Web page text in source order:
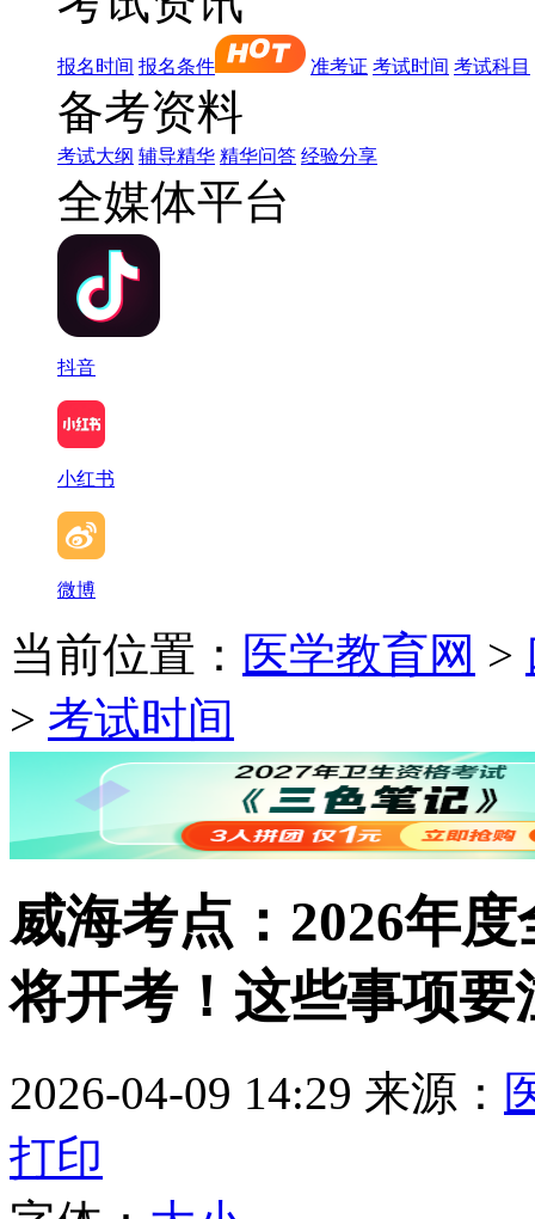
报名时间 报名条件 准考证 考试时间 考试科目
备考资料
考试大纲 辅导精华 精华问答 经验分享
全媒体平台
抖音
小红书
微博
当前位置： 医学教育网 >
> 考试时间
威海考点：2026年
将开考！这些事项要
2026-04-09 14:29 来源：
打印